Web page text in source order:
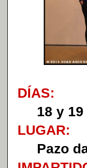
DÍAS:
18 y 19
LUGAR:
Pazo